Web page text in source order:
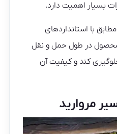
بسیار اهمیت دارد.
با استانداردهای
محصول در طول حمل و نقل
کند و کیفیت آن
مروارید